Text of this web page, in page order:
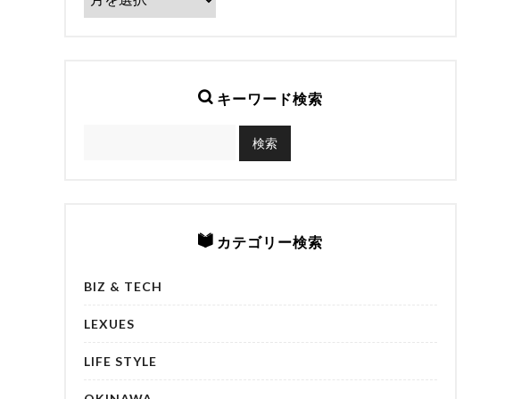
キーワード検索
カテゴリー検索
BIZ & TECH
LEXUES
LIFE STYLE